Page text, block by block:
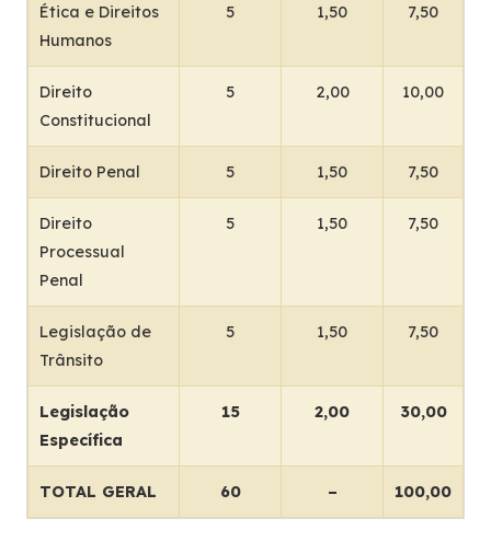
Ética e Direitos
Humanos
5 1,50 7,50
Direito
Constitucional
5 2,00 10,00
Direito Penal 5 1,50 7,50
Direito
Processual
Penal
5 1,50 7,50
Legislação de
Trânsito
5 1,50 7,50
Legislação
Específica
15 2,00 30,00
TOTAL GERAL 60 – 100,00